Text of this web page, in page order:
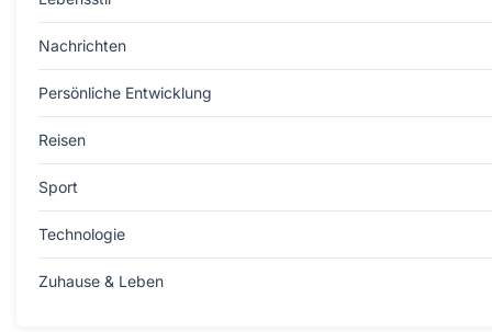
Nachrichten
Persönliche Entwicklung
Reisen
Sport
Technologie
Zuhause & Leben